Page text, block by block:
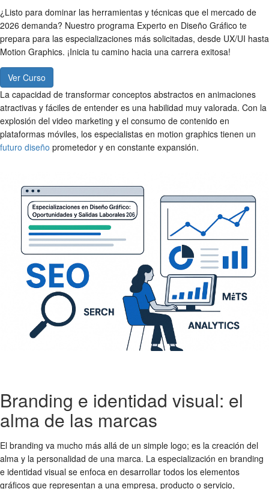
¿Listo para dominar las herramientas y técnicas que el mercado de
2026 demanda? Nuestro programa Experto en Diseño Gráfico te
prepara para las especializaciones más solicitadas, desde UX/UI hasta
Motion Graphics. ¡Inicia tu camino hacia una carrera exitosa!
Ver Curso
La capacidad de transformar conceptos abstractos en animaciones
atractivas y fáciles de entender es una habilidad muy valorada. Con la
explosión del video marketing y el consumo de contenido en
plataformas móviles, los especialistas en motion graphics tienen un
futuro diseño prometedor y en constante expansión.
Branding e identidad visual: el
alma de las marcas
El branding va mucho más allá de un simple logo; es la creación del
alma y la personalidad de una marca. La especialización en branding
e identidad visual se enfoca en desarrollar todos los elementos
gráficos que representan a una empresa, producto o servicio,